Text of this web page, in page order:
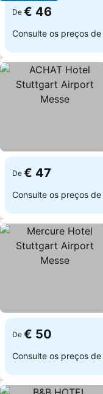
De € 46
Consulte os preços de
De € 47
Consulte os preços de
De € 50
Consulte os preços de